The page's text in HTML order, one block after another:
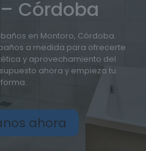
Córdoba
en Montoro, Córdoba.
a medida para ofrecerte
y aprovechamiento del
ahora y empieza tu
ahora